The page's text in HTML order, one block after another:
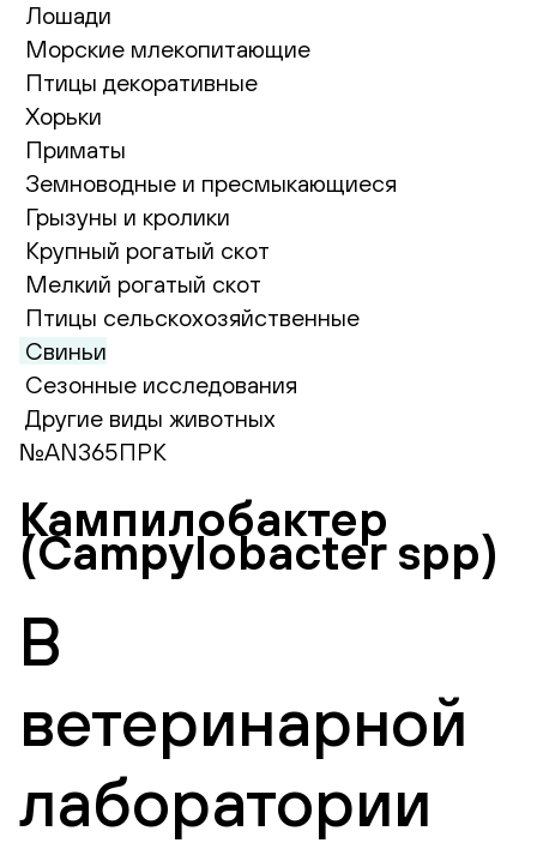
Лошади
Морские млекопитающие
Птицы декоративные
Хорьки
Приматы
Земноводные и пресмыкающиеся
Грызуны и кролики
Крупный рогатый скот
Мелкий рогатый скот
Птицы сельскохозяйственные
Свиньи
Сезонные исследования
Другие виды животных
№AN365ПРК
Кампилобактер
(Campylobacter spp)
В
ветеринарной
лаборатории